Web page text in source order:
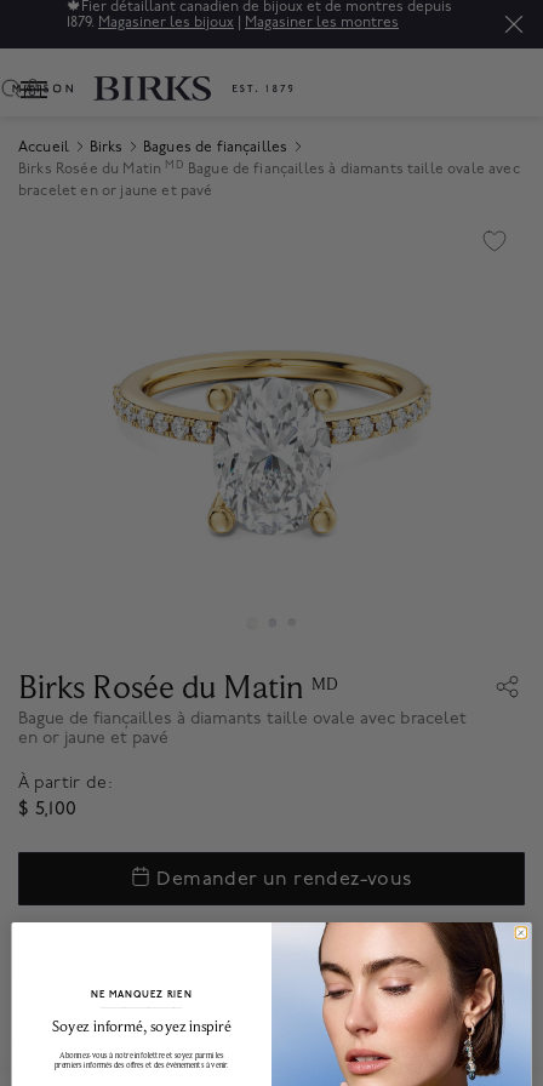
🍁 Fier détaillant canadien de bijoux et de montres depuis
1879. Magasiner les bijoux Magasiner les montres
0
Accueil Birks
Bagues de fiançailles
Birks Rosée du Matin MD Bague de fiançailles à diamants taille ovale avec
bracelet en or jaune et pavé
Birks Rosée du Matin MD
Bague de fiançailles à diamants taille ovale avec bracelet
en or jaune et pavé
À partir de:
$ 5,100
Financement disponsible avec
Appliquez
Demander un rendez-vous
Contacter un expert
NE MANQUEZ RIEN
Soyez informé, soyez inspiré
Abonnez-vous à notre infolettre et soyez parmi les
premiers informés des offres et des événements à venir.